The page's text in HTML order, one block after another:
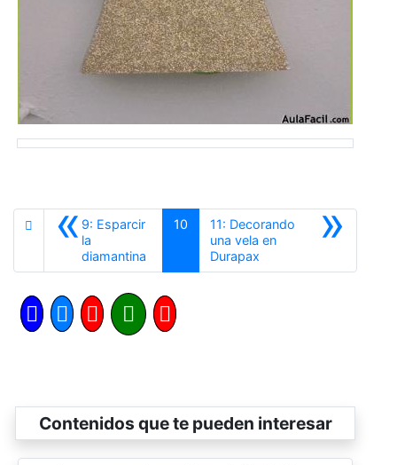
«9: Esparcir
la
diamantina
10 »
11: Decorando
una vela en
Durapax
Contenidos que te pueden interesar